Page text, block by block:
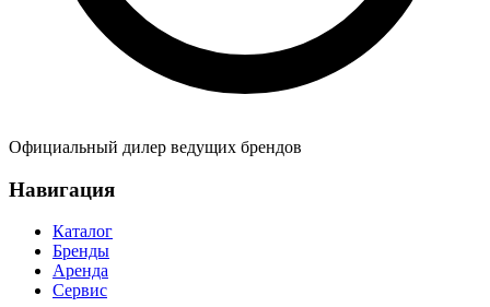
Официальный дилер ведущих брендов
Навигация
Каталог
Бренды
Аренда
Сервис